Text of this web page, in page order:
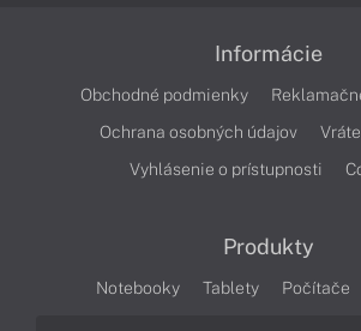
Informácie
Obchodné podmienky
Ochrana osobných údajov
Vyhlásenie o prístupnosti
Produkty
Notebooky Tablety Počítače